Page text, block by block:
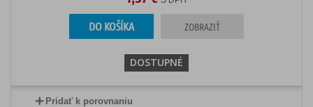
DO KOŠÍKA ZOBRAZIŤ
DOSTUPNÉ
Pridať k porovnaniu